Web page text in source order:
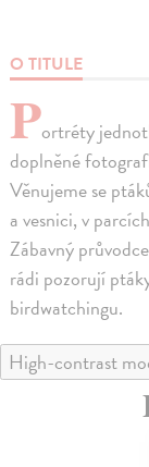
O TITULE
Portréty
doplněné
Věnujeme se
a vesnici, v
Zábavný
rádi pozorují
birdwatchingu.
High-contrast